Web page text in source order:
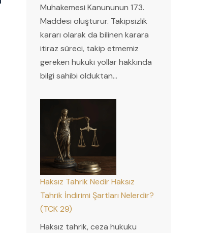
Muhakemesi Kanununun 173.
Maddesi oluşturur. Takipsizlik
kararı olarak da bilinen karara
itiraz süreci, takip etmemiz
gereken hukuki yollar hakkında
bilgi sahibi olduktan…
Haksız Tahrik Nedir Haksız
Tahrik İndirimi Şartları Nelerdir?
(TCK 29)
Haksız tahrik, ceza hukuku